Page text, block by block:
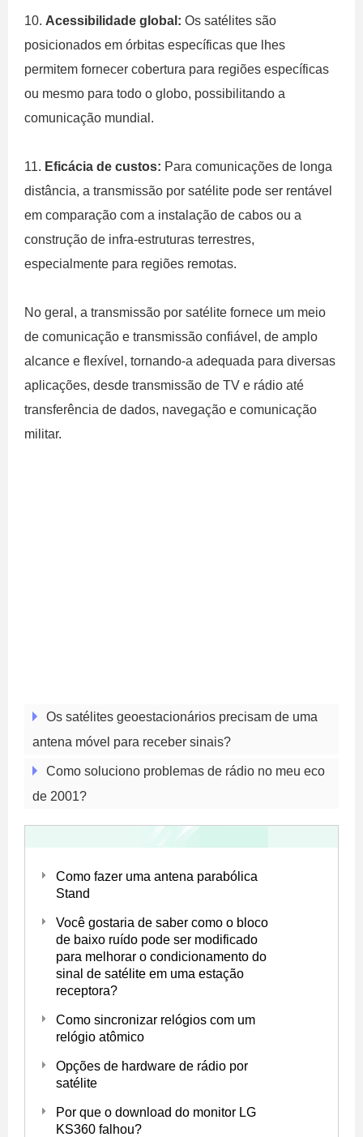
10. Acessibilidade global: Os satélites são
posicionados em órbitas específicas que lhes
permitem fornecer cobertura para regiões específicas
ou mesmo para todo o globo, possibilitando a
comunicação mundial.
11. Eficácia de custos: Para comunicações de longa
distância, a transmissão por satélite pode ser rentável
em comparação com a instalação de cabos ou a
construção de infra-estruturas terrestres,
especialmente para regiões remotas.
No geral, a transmissão por satélite fornece um meio
de comunicação e transmissão confiável, de amplo
alcance e flexível, tornando-a adequada para diversas
aplicações, desde transmissão de TV e rádio até
transferência de dados, navegação e comunicação
militar.
Os satélites geoestacionários precisam de uma
antena móvel para receber sinais?
Como soluciono problemas de rádio no meu eco
de 2001?
Como fazer uma antena parabólica
Stand
Você gostaria de saber como o bloco
de baixo ruído pode ser modificado
para melhorar o condicionamento do
sinal de satélite em uma estação
receptora?
Como sincronizar relógios com um
relógio atômico
Opções de hardware de rádio por
satélite
Por que o download do monitor LG
KS360 falhou?